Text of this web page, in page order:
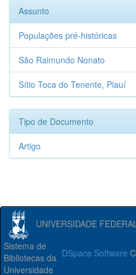
Assunto
Populações pré-históricas
São Raimundo Nonato
Sítio Toca do Tenente, Piauí
Tipo de Documento
Artigo
UNIVERSIDADE
DSpace Software
Sistema de
Bibliotecas da
Universidade